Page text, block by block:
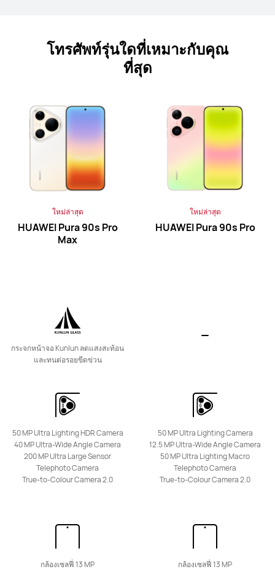
HUAWEI Mate X7
เรียนรู้เพิ่มเติม
HUAWEI Mate 50
โทรศัพท์รุ่นใดที่เหมาะกับคุณ
ที่สุด
ใหม่ล่าสุด
HUAWEI Pura 90s Pro
Max
กระจกหน้าจอ Kunlun ลดแสงสะท้อน
และทนต่อรอยขีดข่วน
50 MP Ultra Lighting HDR Camera
40 MP Ultra-Wide Angle Camera
200 MP Ultra Large Sensor
Telephoto Camera
True-to-Colour Camera 2.0
กล้องเซลฟี่ 13 MP
ใหม่ล่าสุด
HUAWEI Pura 90s Pro
50 MP Ultra Lighting Camera
12.5 MP Ultra-Wide Angle Camera
50 MP Ultra Lighting Macro
Telephoto Camera
True-to-Colour Camera 2.0
กล้องเซลฟี่ 13 MP